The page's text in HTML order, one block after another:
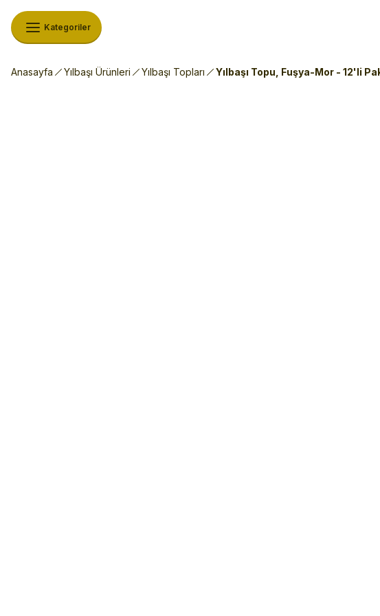
Kategoriler
Anasayfa Yılbaşı Ürünleri Yılbaşı Topları Yılbaşı Topu, Fuşya-Mor - 12'li